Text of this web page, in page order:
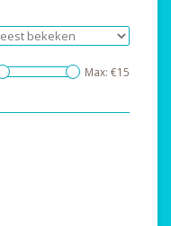
Max: €15